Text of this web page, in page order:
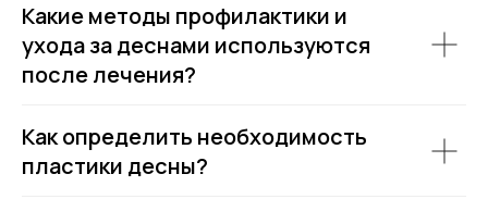
Какие методы профилактики и
ухода за деснами используются
после лечения?
Как определить необходимость
пластики десны?